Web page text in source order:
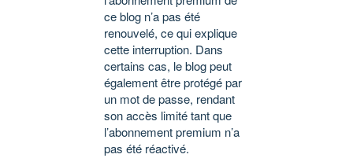
ce blog n’a pas été
renouvelé, ce qui explique
cette interruption. Dans
certains cas, le blog peut
également être protégé par
un mot de passe, rendant
son accès limité tant que
l’abonnement premium n’a
pas été réactivé.